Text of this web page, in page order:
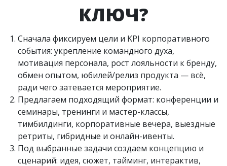
КЛЮЧ?
Сначала фиксируем цели и KPI корпоративного
события: укрепление командного духа,
мотивация персонала, рост лояльности к бренду,
обмен опытом, юбилей/релиз продукта — всё,
ради чего затевается мероприятие.
Предлагаем подходящий формат: конференции и
семинары, тренинги и мастер-классы,
тимбилдинги, корпоративные вечера, выездные
ретриты, гибридные и онлайн-ивенты.
Под выбранные задачи создаем концепцию и
сценарий: идея, сюжет, тайминг, интерактив,